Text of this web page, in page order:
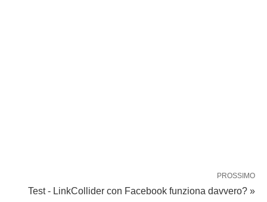
PROSSIMO
Test - LinkCollider con Facebook funziona davvero? »